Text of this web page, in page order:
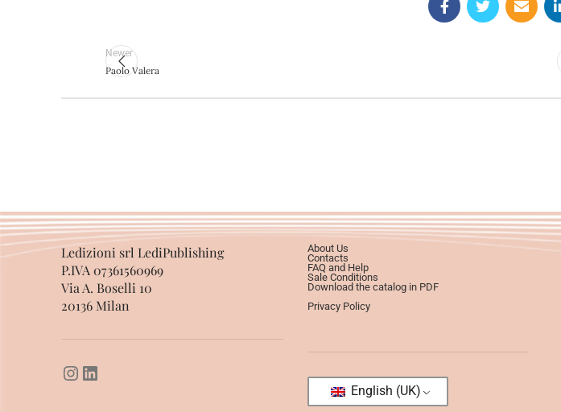
Newer
Paolo Valera
Ledizioni srl LediPublishing
P.IVA 07361560969
Via A. Boselli 10
20136 Milan
About Us
Contacts
FAQ and Help
Sale Conditions
Download the catalog in PDF
Privacy Policy
English (UK)